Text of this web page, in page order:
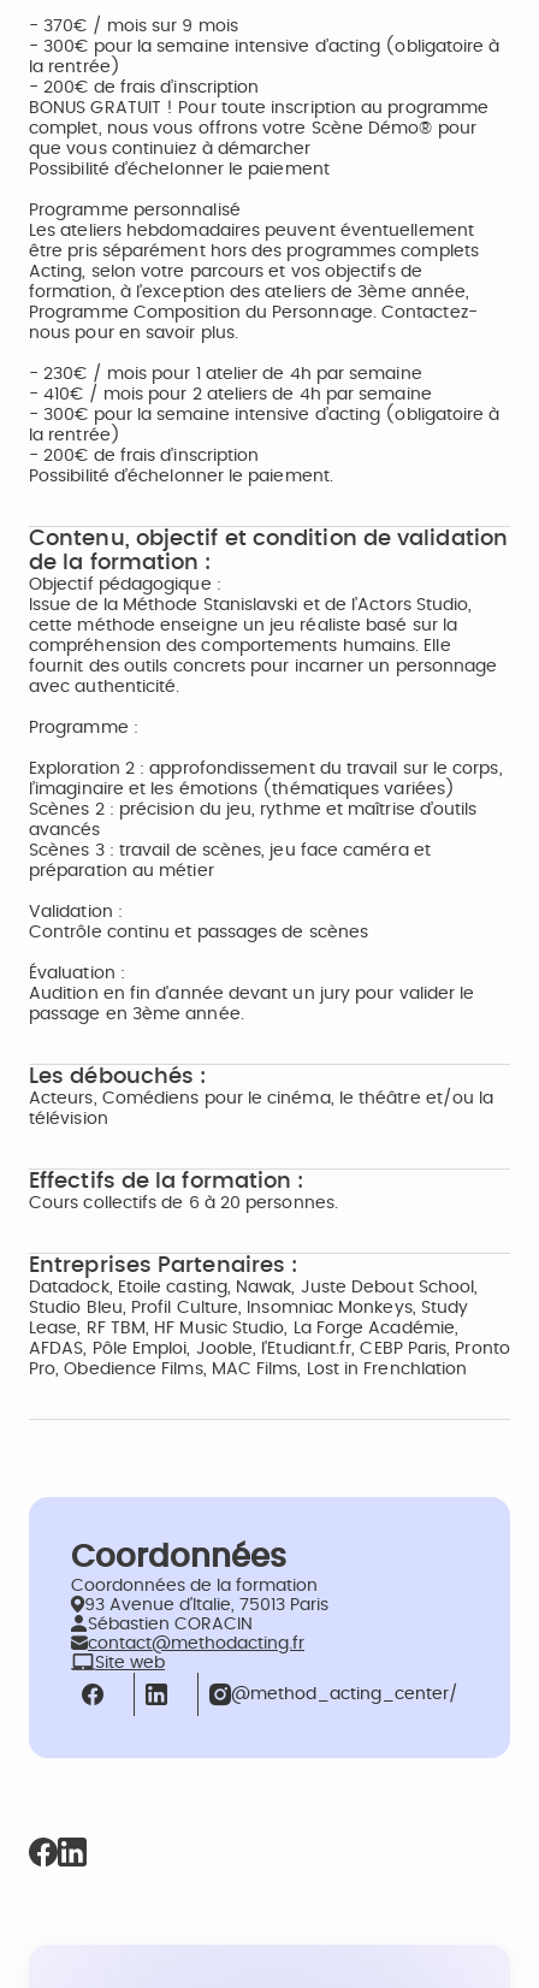
- 370€ / mois sur 9 mois
- 300€ pour la semaine intensive d’acting (obligatoire à
la rentrée)
- 200€ de frais d’inscription
BONUS GRATUIT ! Pour toute inscription au programme
complet, nous vous offrons votre Scène Démo® pour
que vous continuiez à démarcher
Possibilité d’échelonner le paiement
Programme personnalisé
Les ateliers hebdomadaires peuvent éventuellement
être pris séparément hors des programmes complets
Acting, selon votre parcours et vos objectifs de
formation, à l’exception des ateliers de 3ème année,
Programme Composition du Personnage. Contactez-
nous pour en savoir plus.
- 230€ / mois pour 1 atelier de 4h par semaine
- 410€ / mois pour 2 ateliers de 4h par semaine
- 300€ pour la semaine intensive d’acting (obligatoire à
la rentrée)
- 200€ de frais d’inscription
Possibilité d’échelonner le paiement.
Contenu, objectif et condition de validation
de la formation :
Objectif pédagogique :
Issue de la Méthode Stanislavski et de l’Actors Studio,
cette méthode enseigne un jeu réaliste basé sur la
compréhension des comportements humains. Elle
fournit des outils concrets pour incarner un personnage
avec authenticité.
Programme :
Exploration 2 : approfondissement du travail sur le corps,
l’imaginaire et les émotions (thématiques variées)
Scènes 2 : précision du jeu, rythme et maîtrise d’outils
avancés
Scènes 3 : travail de scènes, jeu face caméra et
préparation au métier
Validation :
Contrôle continu et passages de scènes
Évaluation :
Audition en fin d'année devant un jury pour valider le
passage en 3ème année.
Les débouchés :
Acteurs, Comédiens pour le cinéma, le théâtre et/ou la
télévision
Effectifs de la formation :
Cours collectifs de 6 à 20 personnes.
Entreprises Partenaires :
Datadock, Etoile casting, Nawak, Juste Debout School,
Studio Bleu, Profil Culture, Insomniac Monkeys, Study
Lease, RF TBM, HF Music Studio, La Forge Académie,
AFDAS, Pôle Emploi, Jooble, l'Etudiant.fr, CEBP Paris, Pronto
Pro, Obedience Films, MAC Films, Lost in Frenchlation
Coordonnées
Coordonnées de la formation
93 Avenue d'Italie, 75013 Paris
Sébastien CORACIN
contact@methodacting.fr
Site web
@method_acting_center/